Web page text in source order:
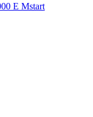
E Mstart